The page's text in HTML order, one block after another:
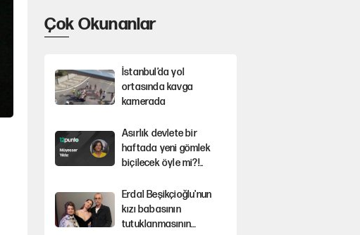
Çok Okunanlar
İstanbul’da yol
ortasında kavga
kamerada
Asırlık devlete bir
haftada yeni gömlek
biçilecek öyle mi?!..
Erdal Beşikçioğlu'nun
kızı babasının
tutuklanmasının